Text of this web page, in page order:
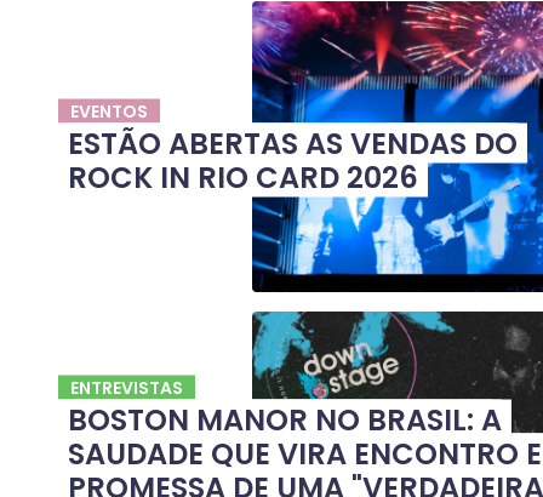
EVENTOS
ESTÃO ABERTAS AS VENDAS DO
ROCK IN RIO CARD 2026
ENTREVISTAS
BOSTON MANOR NO BRASIL: A
SAUDADE QUE VIRA ENCONTRO
PROMESSA DE UMA "VERDADEIRA